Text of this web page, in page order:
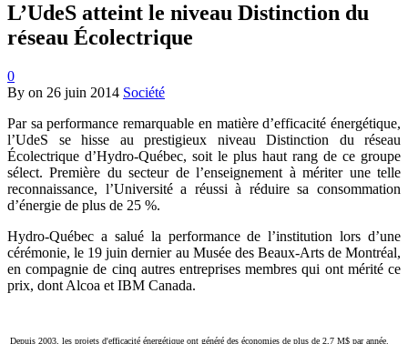
L’UdeS atteint le niveau Distinction du
réseau Écolectrique
0
By on 26 juin 2014 Société
Par sa performance remarquable en matière d’efficacité énergétique,
l’UdeS se hisse au prestigieux niveau Distinction du réseau
Écolectrique d’Hydro-Québec, soit le plus haut rang de ce groupe
sélect. Première du secteur de l’enseignement à mériter une telle
reconnaissance, l’Université a réussi à réduire sa consommation
d’énergie de plus de 25 %.
Hydro-Québec a salué la performance de l’institution lors d’une
cérémonie, le 19 juin dernier au Musée des Beaux-Arts de Montréal,
en compagnie de cinq autres entreprises membres qui ont mérité ce
prix, dont Alcoa et IBM Canada.
Depuis 2003, les projets d'efficacité énergétique ont généré des économies de plus de 2,7 M$ par année.